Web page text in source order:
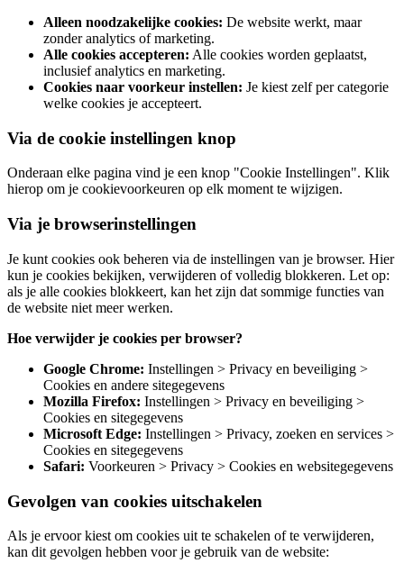
Alleen noodzakelijke cookies: De website werkt, maar
zonder analytics of marketing.
Alle cookies accepteren: Alle cookies worden geplaatst,
inclusief analytics en marketing.
Cookies naar voorkeur instellen: Je kiest zelf per categorie
welke cookies je accepteert.
Via de cookie instellingen knop
Onderaan elke pagina vind je een knop "Cookie Instellingen". Klik
hierop om je cookievoorkeuren op elk moment te wijzigen.
Via je browserinstellingen
Je kunt cookies ook beheren via de instellingen van je browser. Hier
kun je cookies bekijken, verwijderen of volledig blokkeren. Let op:
als je alle cookies blokkeert, kan het zijn dat sommige functies van
de website niet meer werken.
Hoe verwijder je cookies per browser?
Google Chrome: Instellingen > Privacy en beveiliging >
Cookies en andere sitegegevens
Mozilla Firefox: Instellingen > Privacy en beveiliging >
Cookies en sitegegevens
Microsoft Edge: Instellingen > Privacy, zoeken en services >
Cookies en sitegegevens
Safari: Voorkeuren > Privacy > Cookies en websitegegevens
Gevolgen van cookies uitschakelen
Als je ervoor kiest om cookies uit te schakelen of te verwijderen,
kan dit gevolgen hebben voor je gebruik van de website: